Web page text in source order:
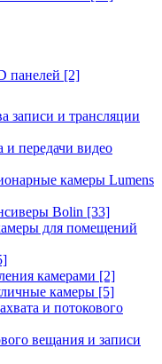
панелей [2]
записи и трансляции
и передачи видео
камеры Lumens
Bolin [33]
для помещений
камерами [2]
камеры [5]
и потокового
вещания и записи